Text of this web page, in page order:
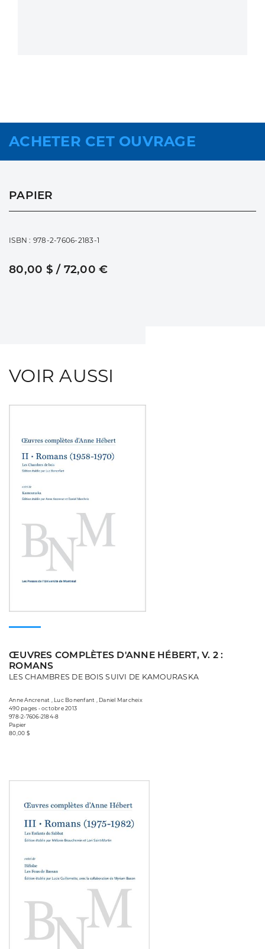
ACHETER CET OUVRAGE
PAPIER
ISBN : 978-2-7606-2183-1
80,00 $ / 72,00 €
VOIR AUSSI
ŒUVRES COMPLÈTES D'ANNE HÉBERT, V. 2 :
ROMANS
LES CHAMBRES DE BOIS SUIVI DE KAMOURASKA
Anne Ancrenat , Luc Bonenfant , Daniel Marcheix
490 pages • octobre 2013
978-2-7606-2184-8
Papier
80,00 $